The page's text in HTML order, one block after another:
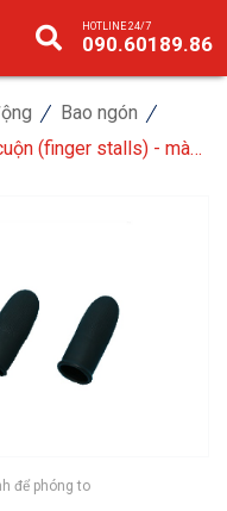
HOTLINE 24/7
090.60189.86
Bao ngón
(finger stalls) - màu
để phóng to